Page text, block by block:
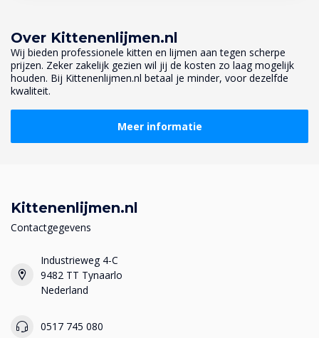
Over Kittenenlijmen.nl
Wij bieden professionele kitten en lijmen aan tegen scherpe
prijzen. Zeker zakelijk gezien wil jij de kosten zo laag mogelijk
houden. Bij Kittenenlijmen.nl betaal je minder, voor dezelfde
kwaliteit.
Meer informatie
Kittenenlijmen.nl
Contactgegevens
Industrieweg 4-C
9482 TT Tynaarlo
Nederland
0517 745 080